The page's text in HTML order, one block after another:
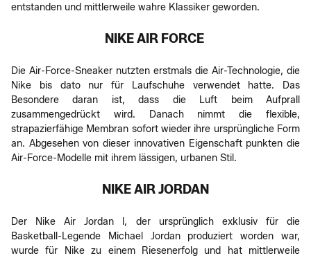
entstanden und mittlerweile wahre Klassiker geworden.
NIKE AIR FORCE
Die Air-Force-Sneaker nutzten erstmals die Air-Technologie, die
Nike bis dato nur für Laufschuhe verwendet hatte. Das
Besondere daran ist, dass die Luft beim Aufprall
zusammengedrückt wird. Danach nimmt die flexible,
strapazierfähige Membran sofort wieder ihre ursprüngliche Form
an. Abgesehen von dieser innovativen Eigenschaft punkten die
Air-Force-Modelle mit ihrem lässigen, urbanen Stil.
NIKE AIR JORDAN
Der Nike Air Jordan l, der ursprünglich exklusiv für die
Basketball-Legende Michael Jordan produziert worden war,
wurde für Nike zu einem Riesenerfolg und hat mittlerweile